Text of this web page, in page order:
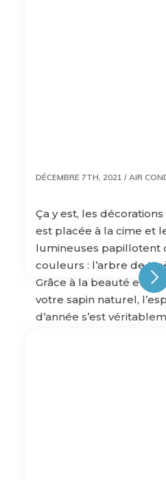
DÉCEMBRE 7TH, 2021 /AIR
Ça y est, les
est placée à la cime et
lumineuses papillotent
couleurs : l’arbre de
Grâce à la beauté et le
votre sapin naturel,
d’année s’est